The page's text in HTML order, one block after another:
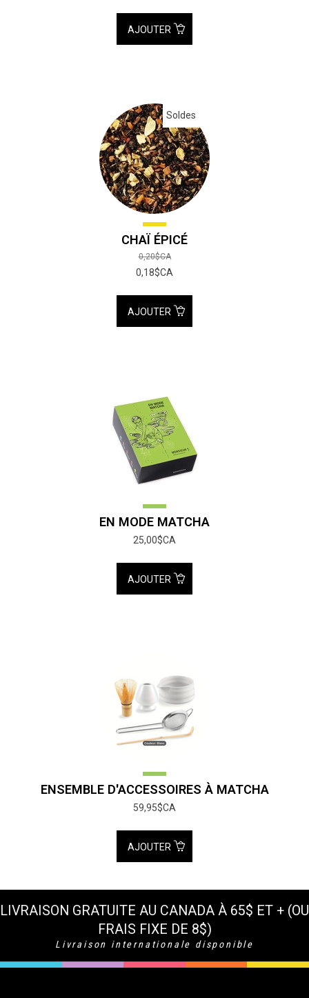
AJOUTER
Soldes
CHAÏ ÉPICÉ
0,20$CA
0,18$CA
AJOUTER
EN MODE MATCHA
25,00$CA
AJOUTER
ENSEMBLE D'ACCESSOIRES À MATCHA
59,95$CA
AJOUTER
LIVRAISON GRATUITE AU CANADA À 65$ ET + (OU
FRAIS FIXE DE 8$)
Livraison internationale disponible